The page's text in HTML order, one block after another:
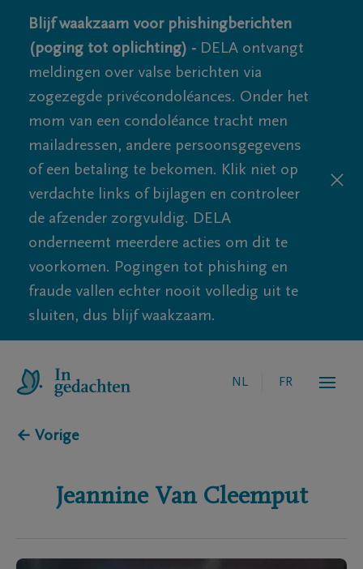
Blijf waakzaam voor phishingberichten
(poging tot oplichting) - DELA ontvangt
meldingen over valse berichten via
zogezegde privécondoléances. Onder het
mom van een condoléance tracht men
mailadressen, andere persoonsgegevens
of een betaling te bekomen. Klik niet op
verdachte links of bijlagen en controleer
de afzender zorgvuldig. DELA
onderneemt meerdere acties om dit te
voorkomen. Pogingen tot phishing en
fraude vallen echter nooit volledig uit te
sluiten, dus blijf waakzaam.
NL FR
← Vorige
Jeannine Van Cleemput